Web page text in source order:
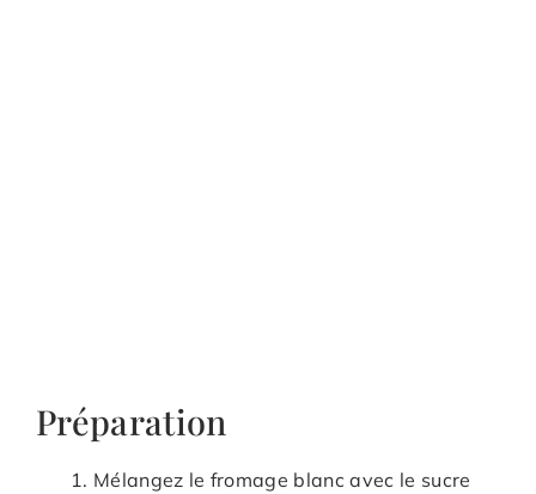
Préparation
Mélangez le fromage blanc avec le sucre